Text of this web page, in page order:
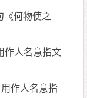
何物使之
作人名意指文
用作人名意指